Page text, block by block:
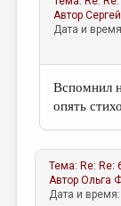
Автор
Дата и
Вспомнил
опять
Тема: Re: Re:
АвторОльга
Дата и